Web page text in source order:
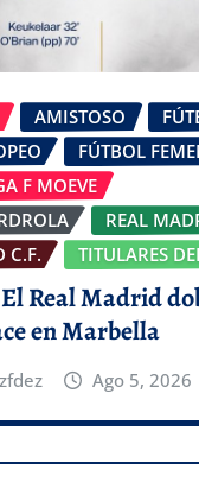
AMISTOSO
FÚTBOL
F MOEVE
REAL
C.F.
TITULARES
Real Madrid
en Marbella
Ago 5, 2026